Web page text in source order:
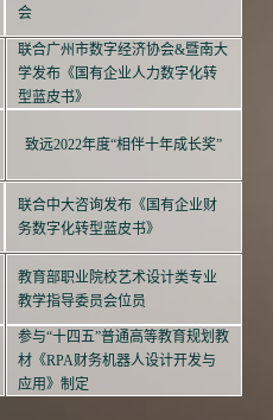
会
联合广州市数字经济协会&暨南大
学发布《国有企业人力数字化转
型蓝皮书》
致远2022年度“相伴十年成长奖”
联合中大咨询发布《国有企业财
务数字化转型蓝皮书》
教育部职业院校艺术设计类专业
教学指导委员会位员
参与“十四五”普通高等教育规划教
材《RPA财务机器人设计开发与
应用》制定